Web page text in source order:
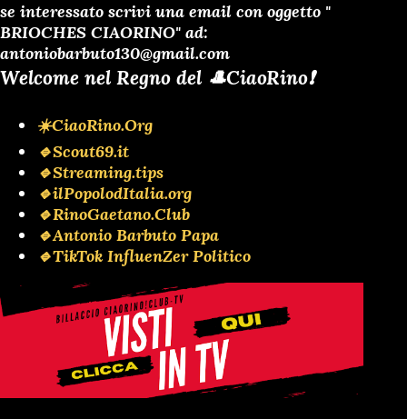
se interessato scrivi una email con oggetto "
BRIOCHES CIAORINO" ad:
antoniobarbuto130@gmail.com
Welcome nel Regno del 🎩CiaoRino❗️
☀️CiaoRino.Org
🔹Scout69.it
🔹Streaming.tips
🔹ilPopolodItalia.org
🔹RinoGaetano.Club
🔹Antonio Barbuto Papa
🔹TikTok InfluenZer Politico